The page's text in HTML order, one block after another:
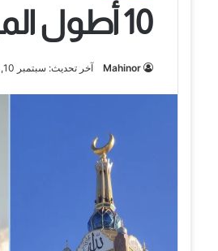
10 أطول المباني في العالم سنة 2023
Mahinor آخر تحديث: سبتمبر 10, 2023